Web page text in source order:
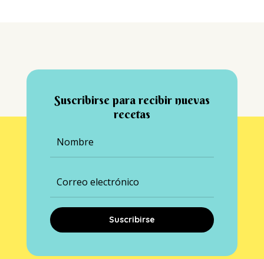
Suscribirse para recibir nuevas
recetas
Suscribirse